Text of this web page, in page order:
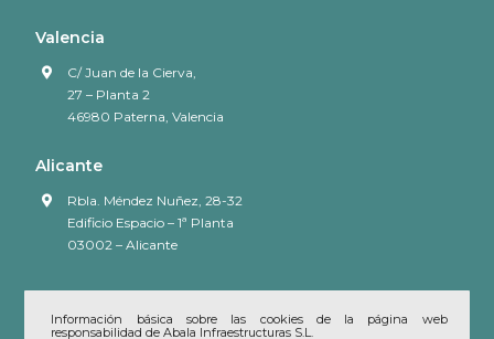
Valencia
C/ Juan de la Cierva,
27 – Planta 2
46980 Paterna, Valencia
Alicante
Rbla. Méndez Nuñez, 28-32
Edificio Espacio – 1ª Planta
03002 – Alicante
Información básica sobre las cookies de la página web
responsabilidad de Abala Infraestructuras S.L.